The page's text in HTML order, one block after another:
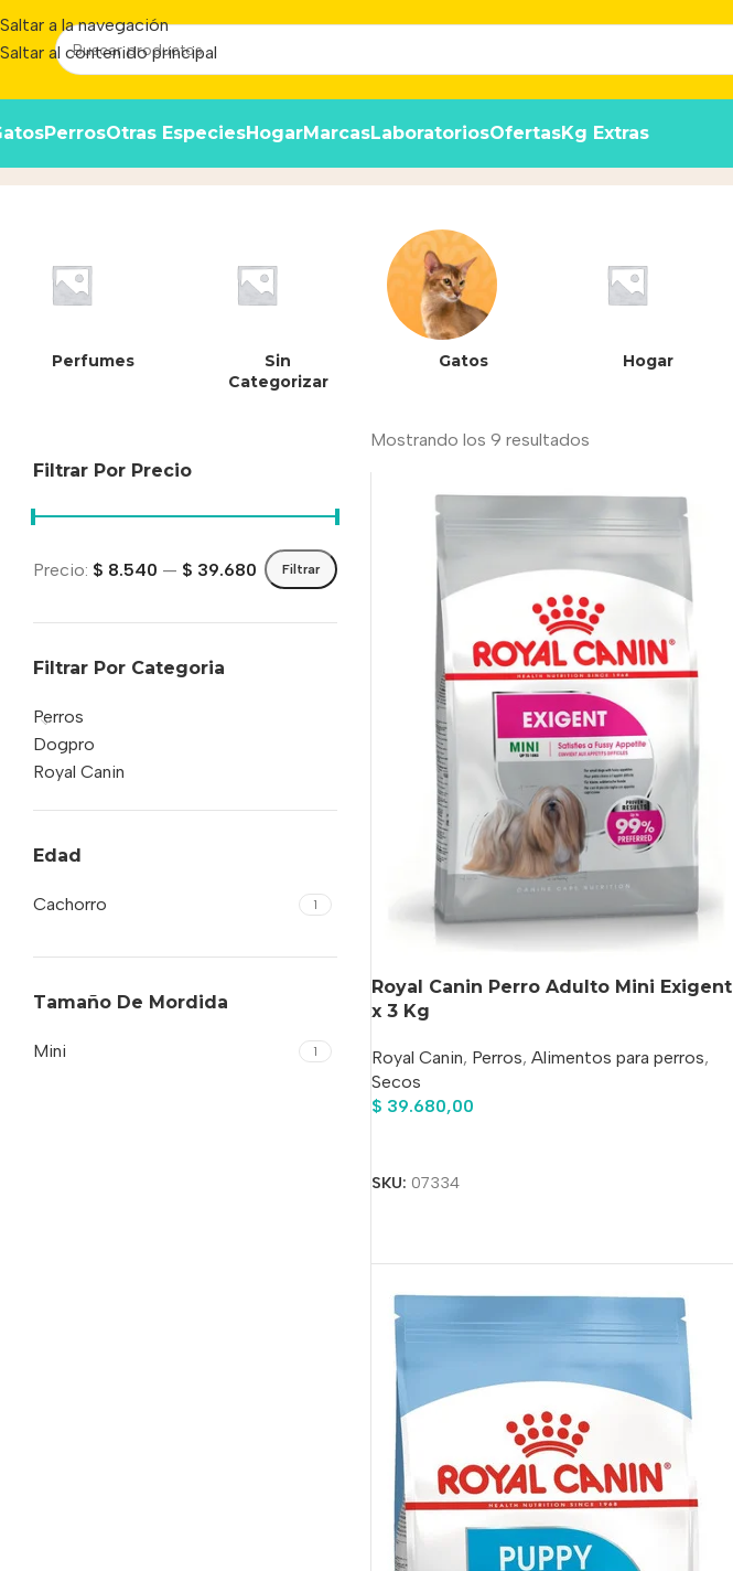
Saltar a la navegación
Saltar al contenido principal
PerrosOtras EspeciesHogarMarcasLaboratoriosOfertasKg Extras
Perfumes
Sin
Categorizar
Gatos Hogar
Filtrar Por Precio
Filtrar
Precio: $ 8.540 — $ 39.680
Filtrar Por Categoria
Perros
Dogpro
Royal Canin
Edad
Cachorro 1
Tamaño De Mordida
Mini 1
Mostrando los 9 resultados
Royal Canin Perro Adulto Mini Exigent
x 3 Kg
Royal Canin, Perros, Alimentos para perros,
Secos
$ 39.680,00
SKU: 07334